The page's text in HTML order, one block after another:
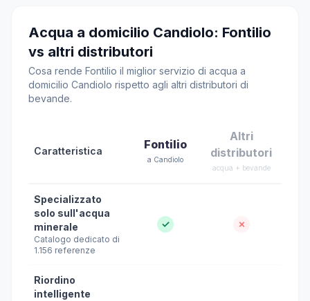
Acqua a domicilio Candiolo: Fontilio
vs altri distributori
Cosa rende Fontilio il miglior servizio di acqua a
domicilio Candiolo rispetto agli altri distributori di
bevande.
Caratteristica Fontilio
a Candiolo
Altri
distributori
acqua + bevande
Specializzato
solo sull'acqua
minerale
Catalogo dedicato di
1.156 referenze
✓ ✗
Riordino
intelligente